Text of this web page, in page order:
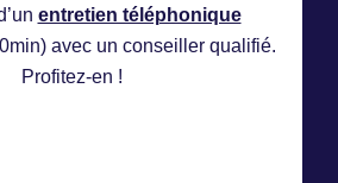
entretien téléphonique
avec un conseiller qualifié.
Profitez-en !